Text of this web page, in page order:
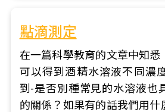
點滴測定
在一篇科學教育的文章中知悉
可以得到酒精水溶液不同濃
到-是否別種常見的水溶液也
的關係？如果有的話我們用什